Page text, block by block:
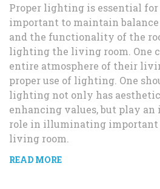
Proper lighting is essential
important to maintain
and the functionality of the
lighting the living room. One
entire atmosphere of their
proper use of lighting. One
lighting not only has aesthetic
enhancing values, but play
role in illuminating important
living room.
READ MORE